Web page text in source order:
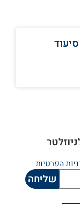
במרכז סיעוד
הפרטיות
שליחה